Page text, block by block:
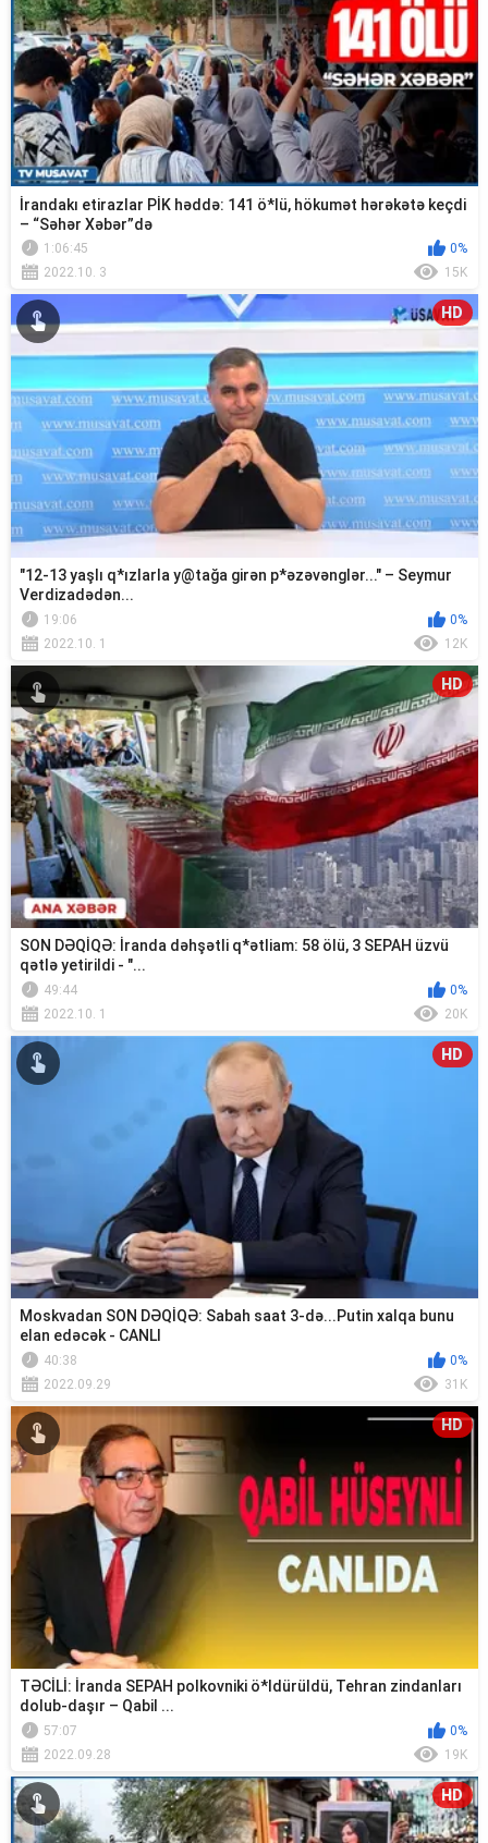
İrandakı etirazlar PİK həddə: 141 ö*lü, hökumət hərəkətə keçdi
– “Səhər Xəbər”də
1:06:45
0%
2022.10. 3
15K
HD
"12-13 yaşlı q*ızlarla y@tağa girən p*əzəvənglər..." – Seymur
Verdizadədən...
19:06
0%
2022.10. 1
12K
HD
SON DƏQİQƏ: İranda dəhşətli q*ətliam: 58 ölü, 3 SEPAH üzvü
qətlə yetirildi - "...
49:44
0%
2022.10. 1
20K
HD
Moskvadan SON DƏQİQƏ: Sabah saat 3-də...Putin xalqa bunu
elan edəcək - CANLI
40:38
0%
2022.09.29
31K
HD
TƏCİLİ: İranda SEPAH polkovniki ö*ldürüldü, Tehran zindanları
dolub-daşır – Qabil ...
57:07
0%
2022.09.28
19K
HD